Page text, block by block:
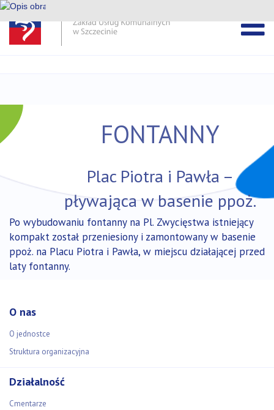
Pomiń
Przejdź
FONTANNY
Plac Piotra i Pawła –
pływająca w basenie ppoż.
Po wybudowaniu fontanny na Pl. Zwycięstwa istniejący
kompakt został przeniesiony i zamontowany w basenie
ppoż. na Placu Piotra i Pawła, w miejscu działającej przed
laty fontanny.
O nas
O jednostce
Struktura organizacyjna
Działalność
Cmentarze